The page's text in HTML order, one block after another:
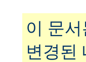
이 문
변경된